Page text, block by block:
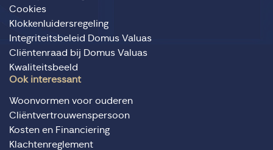
Cookies
Klokkenluidersregeling
Integriteitsbeleid Domus Valuas
Cliëntenraad bij Domus Valuas
Kwaliteitsbeeld
Ook interessant
Woonvormen voor ouderen
Cliëntvertrouwenspersoon
Kosten en Financiering
Klachtenreglement